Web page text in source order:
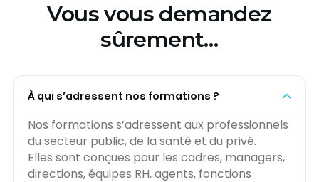
Vous vous demandez
sûrement…
À qui s’adressent nos formations ?
Nos formations s’adressent aux professionnels
du secteur public, de la santé et du privé.
Elles sont conçues pour les cadres, managers,
directions, équipes RH, agents, fonctions